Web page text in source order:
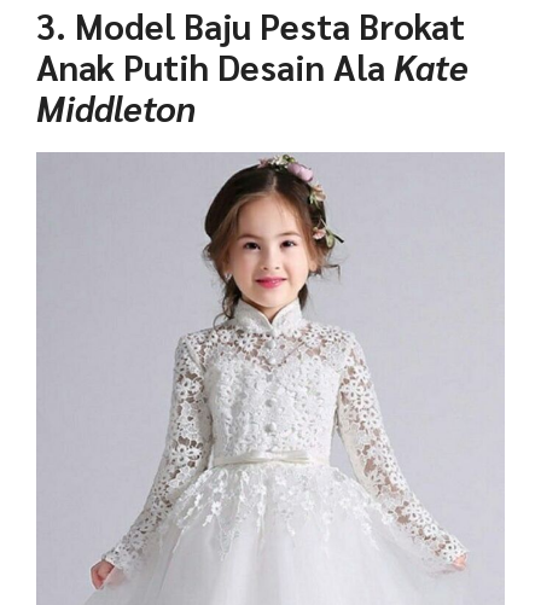
3. Model Baju Pesta Brokat
Anak Putih Desain Ala Kate
Middleton